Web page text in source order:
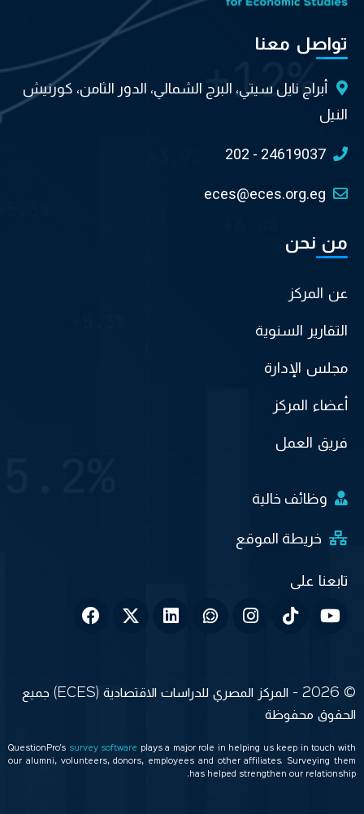
تواصل معنا
أبراج نايل سيتي، البرج الشمالي، الدور الثامن، كورنيش
النيل
202 - 24619037
eces@eces.org.eg
من نحن
عن المركز
التقارير السنوية
مجلس الإدارة
أعضاء المركز
فريق العمل
وظائف خالية
خريطة الموقع
© 2026 - المركز المصري للدراسات الاقتصادية (ECES) جميع
الحقوق محفوظة
QuestionPro’s survey software
plays a major role in helping us keep in touch with
our alumni, volunteers, donors, employees and other affiliates. Surveying them
has helped strengthen our relationship.